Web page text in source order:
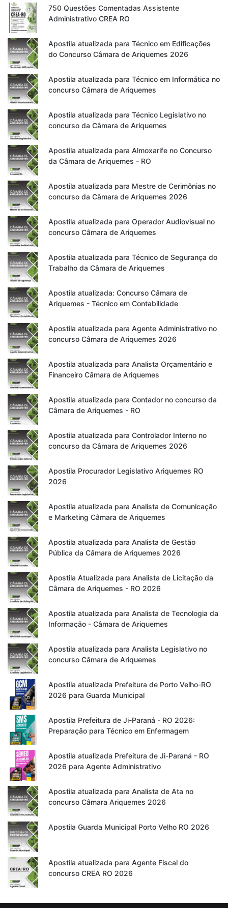
750 Questões Comentadas Assistente
Administrativo CREA RO
Apostila atualizada para Técnico em Edificações
do Concurso Câmara de Ariquemes 2026
Apostila atualizada para Técnico em Informática no
concurso Câmara de Ariquemes
Apostila atualizada para Técnico Legislativo no
concurso da Câmara de Ariquemes
Apostila atualizada para Almoxarife no Concurso
da Câmara de Ariquemes - RO
Apostila atualizada para Mestre de Cerimônias no
concurso da Câmara de Ariquemes 2026
Apostila atualizada para Operador Audiovisual no
concurso Câmara de Ariquemes
Apostila atualizada para Técnico de Segurança do
Trabalho da Câmara de Ariquemes
Apostila atualizada: Concurso Câmara de
Ariquemes - Técnico em Contabilidade
Apostila atualizada para Agente Administrativo no
concurso Câmara de Ariquemes 2026
Apostila atualizada para Analista Orçamentário e
Financeiro Câmara de Ariquemes
Apostila atualizada para Contador no concurso da
Câmara de Ariquemes - RO
Apostila atualizada para Controlador Interno no
concurso da Câmara de Ariquemes 2026
Apostila Procurador Legislativo Ariquemes RO
2026
Apostila atualizada para Analista de Comunicação
e Marketing Câmara de Ariquemes
Apostila atualizada para Analista de Gestão
Pública da Câmara de Ariquemes 2026
Apostila Atualizada para Analista de Licitação da
Câmara de Ariquemes - RO 2026
Apostila atualizada para Analista de Tecnologia da
Informação - Câmara de Ariquemes
Apostila atualizada para Analista Legislativo no
concurso Câmara de Ariquemes
Apostila atualizada Prefeitura de Porto Velho-RO
2026 para Guarda Municipal
Apostila Prefeitura de Ji-Paraná - RO 2026:
Preparação para Técnico em Enfermagem
Apostila atualizada Prefeitura de Ji-Paraná - RO
2026 para Agente Administrativo
Apostila atualizada para Analista de Ata no
concurso Câmara Ariquemes 2026
Apostila Guarda Municipal Porto Velho RO 2026
Apostila atualizada para Agente Fiscal do
concurso CREA RO 2026